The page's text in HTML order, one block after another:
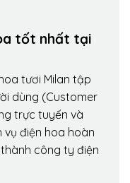
tốt nhất tại
tươi Milan tập
dùng (Customer
trực tuyến và
điện hoa hoàn
công ty điện